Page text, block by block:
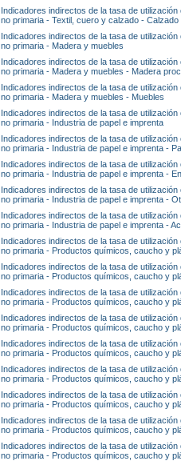
Indicadores indirectos de la tasa de
no primaria - Textil, cuero y calzado - Calzado
Indicadores indirectos de la tasa de
no primaria - Madera y muebles
Indicadores indirectos de la tasa de
no primaria - Madera y muebles - Madera
Indicadores indirectos de la tasa de
no primaria - Madera y muebles - Muebles
Indicadores indirectos de la tasa de
no primaria - Industria de papel e imprenta
Indicadores indirectos de la tasa de
no primaria - Industria de papel e imprenta -
Indicadores indirectos de la tasa de
no primaria - Industria de papel e imprenta -
Indicadores indirectos de la tasa de
no primaria - Industria de papel e imprenta -
Indicadores indirectos de la tasa de
no primaria - Industria de papel e imprenta -
Indicadores indirectos de la tasa de
no primaria - Productos químicos, caucho y
Indicadores indirectos de la tasa de
no primaria - Productos químicos, caucho y
Indicadores indirectos de la tasa de
no primaria - Productos químicos, caucho y
Indicadores indirectos de la tasa de
no primaria - Productos químicos, caucho y
Indicadores indirectos de la tasa de
no primaria - Productos químicos, caucho y
Indicadores indirectos de la tasa de
no primaria - Productos químicos, caucho y
Indicadores indirectos de la tasa de
no primaria - Productos químicos, caucho y
Indicadores indirectos de la tasa de
no primaria - Productos químicos, caucho y
Indicadores indirectos de la tasa de
no primaria - Productos químicos, caucho y